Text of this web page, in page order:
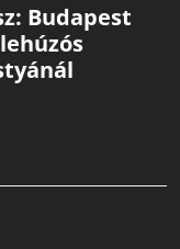
Budapest